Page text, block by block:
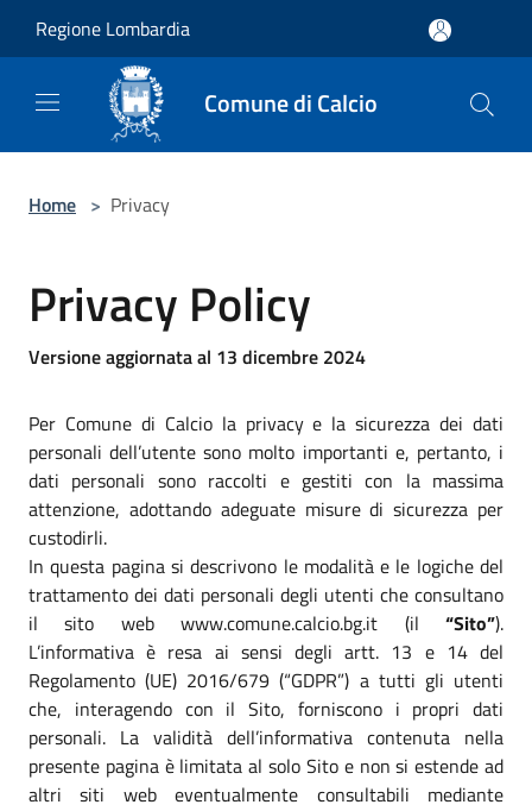
Regione Lombardia
Comune di Calcio
Home > Privacy
Privacy Policy
Versione aggiornata al 13 dicembre 2024
Per Comune di Calcio la privacy e la sicurezza dei dati
personali dell’utente sono molto importanti e, pertanto, i
dati personali sono raccolti e gestiti con la massima
attenzione, adottando adeguate misure di sicurezza per
custodirli.
In questa pagina si descrivono le modalità e le logiche del
trattamento dei dati personali degli utenti che consultano
il sito web www.comune.calcio.bg.it (il “Sito”).
L’informativa è resa ai sensi degli artt. 13 e 14 del
Regolamento (UE) 2016/679 (“GDPR”) a tutti gli utenti
che, interagendo con il Sito, forniscono i propri dati
personali. La validità dell’informativa contenuta nella
presente pagina è limitata al solo Sito e non si estende ad
altri siti web eventualmente consultabili mediante